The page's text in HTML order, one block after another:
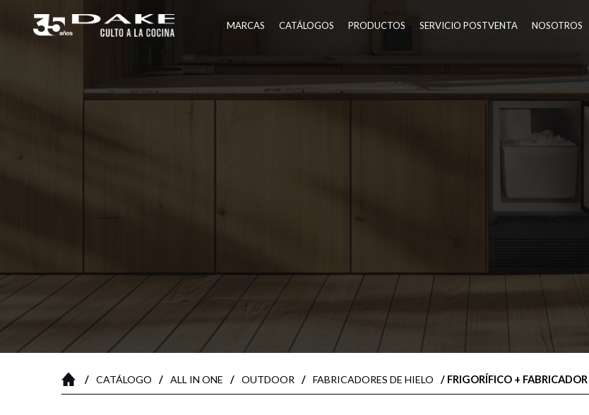
MARCAS CATÁLOGOS PRODUCTOS SERVICIO POSTVENTA NOSOTROS
/ CATÁLOGO / ALL IN ONE / OUTDOOR / FABRICADORES DE HIELO / FRIGORÍFICO +